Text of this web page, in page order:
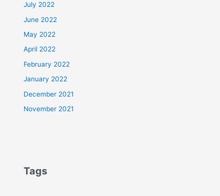
July 2022
June 2022
May 2022
April 2022
February 2022
January 2022
December 2021
November 2021
Tags